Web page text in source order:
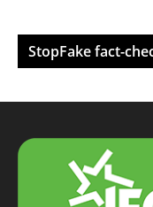
StopFake fact-